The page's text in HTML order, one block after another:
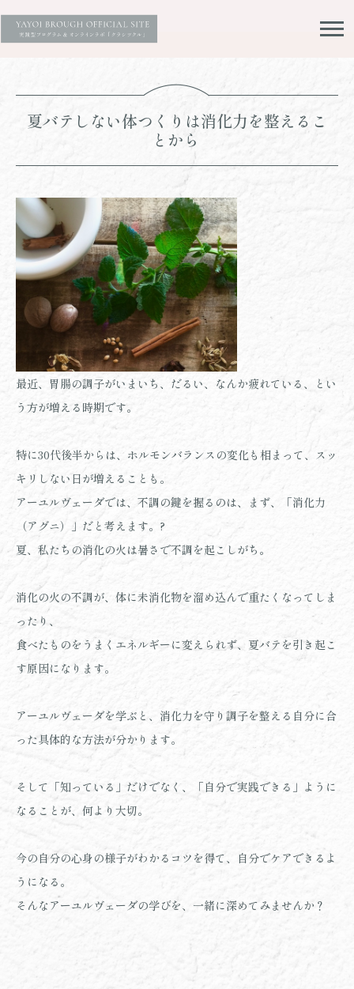
夏バテしない体つくりは消化力を整えるこ
とから
最近、胃腸の調子がいまいち、だるい、なんか疲れている、とい
う方が増える時期です。
特に30代後半からは、ホルモンバランスの変化も相まって、スッ
キリしない日が増えることも。
アーユルヴェーダでは、不調の鍵を握るのは、まず、「消化力
（アグニ）」だと考えます。?
夏、私たちの消化の火は暑さで不調を起こしがち。
消化の火の不調が、体に未消化物を溜め込んで重たくなってしま
ったり、
食べたものをうまくエネルギーに変えられず、夏バテを引き起こ
す原因になります。
アーユルヴェーダを学ぶと、消化力を守り調子を整える自分に合
った具体的な方法が分かります。
そして「知っている」だけでなく、「自分で実践できる」ように
なることが、 何より大切。
今の自分の心身の様子がわかるコツを得て、自分でケアできるよ
うになる。
そんなアーユルヴェーダの学びを、一緒に深めてみませんか？